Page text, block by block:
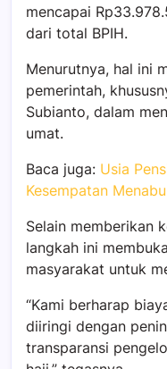
mencapai
dari total BPIH.
Menurutnya, hal ini
pemerintah,
Subianto, dalam
umat.
Baca juga: Usia
Kesempatan
Selain memberikan
langkah ini
masyarakat untuk
“Kami berharap
diiringi dengan
transparansi